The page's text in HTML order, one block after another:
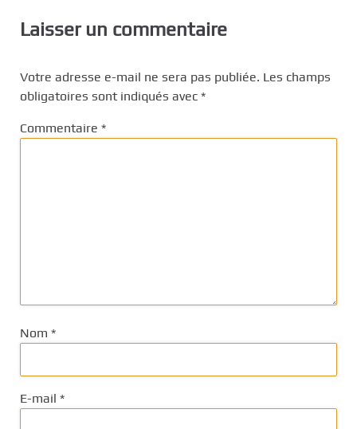
Laisser un commentaire
Votre adresse e-mail ne sera pas publiée. Les champs
obligatoires sont indiqués avec *
Commentaire *
Nom *
E-mail *